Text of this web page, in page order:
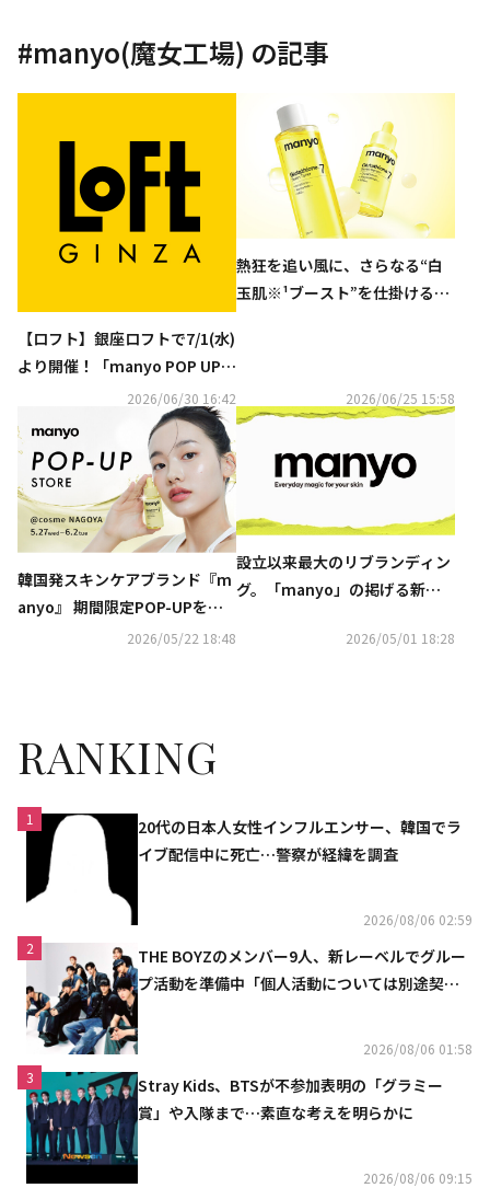
#manyo(魔女工場) の記事
【ロフト】銀座ロフトで7/1(水)
より開催！「manyo POP UP
2026/06/30 16:42
熱狂を追い風に、さらなる“白
玉肌※¹ブースト”を仕掛ける。
2026/06/25 15:58
韓国発スキンケアブランド『m
anyo』 期間限定POP-UPを@c
osme NAGOYAで開催！
2026/05/22 18:48
設立以来最大のリブランディン
グ。「manyo」の掲げる新ス
日のスキンケアに魔法をかけ
2026/05/01 18:28
RANKING
1
20代の日本人女性インフルエンサー、韓国でラ
イブ配信中に死亡…警察が経緯を調査
2026/08/06 02:59
2
THE BOYZのメンバー9人、新レーベルでグルー
プ活動を準備中「個人活動については別途契約
2026/08/06 01:58
3
Stray Kids、BTSが不参加表明の「グラミー
賞」や入隊まで…素直な考えを明らかに
2026/08/06 09:15